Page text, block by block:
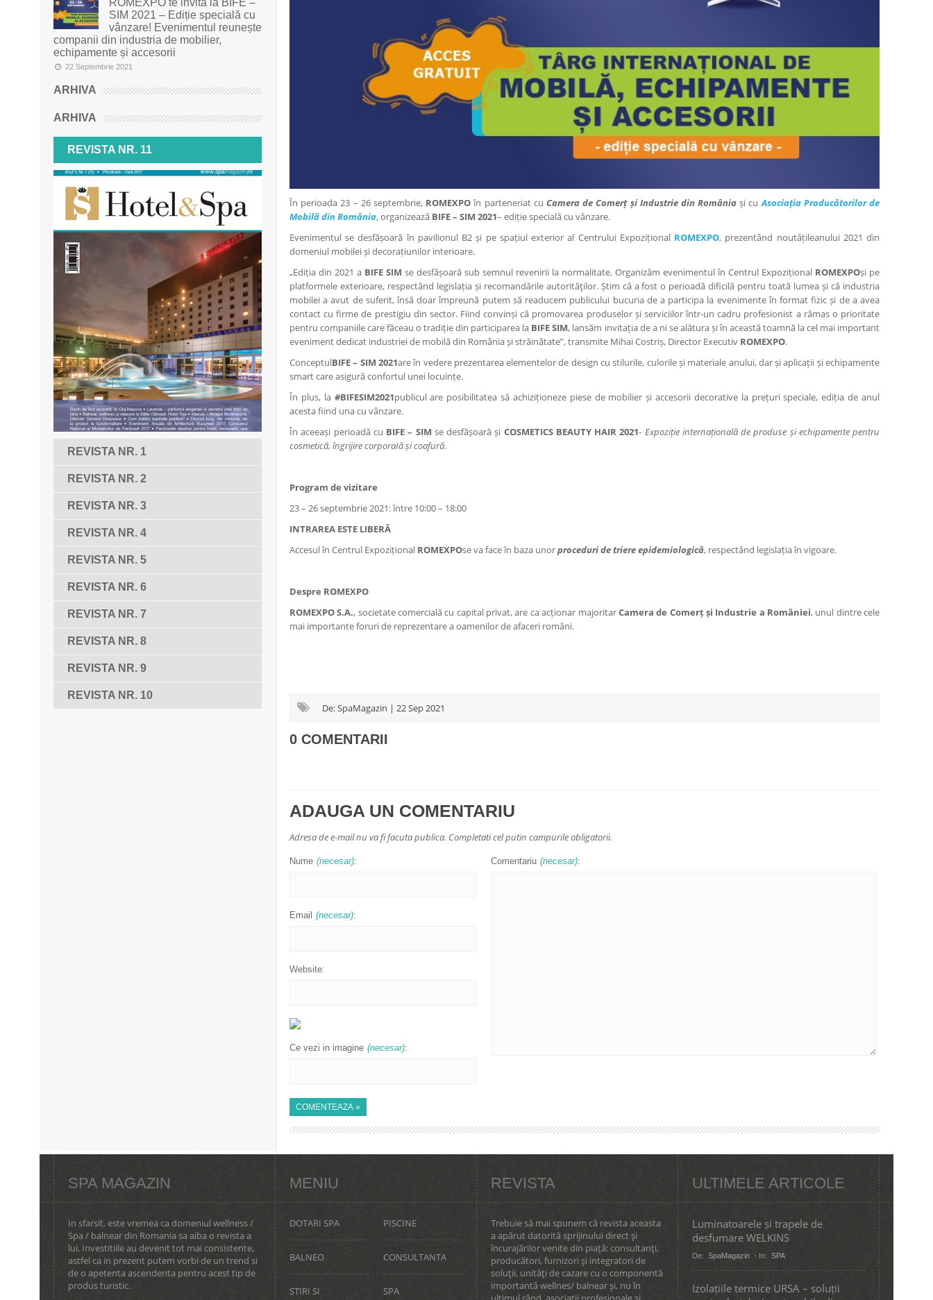
În perioada 23 – 26 septembrie, ROMEXPOîn parteneriat cu Camera de Comerț și Industrie din Româniași cuAsociația Producătorilor de
Mobilă din România, organizează BIFE – SIM 2021– ediție specială cu vânzare.
Evenimentul se desfășoară în pavilionul B2 și pe spațiul exterior al Centrului Expozițional ROMEXPO, prezentând noutățileanului 2021 din
domeniul mobilei și decorațiunilor interioare.
„Ediția din 2021 a BIFE SIM se desfășoară sub semnul revenirii la normalitate. Organizăm evenimentul în Centrul Expozițional ROMEXPOși pe
platformele exterioare, respectând legislația și recomandările autorităţilor. Știm că a fost o perioadă dificilă pentru toată lumea și că industria
mobilei a avut de suferit, însă doar împreună putem să readucem publicului bucuria de a participa la evenimente în format fizic și de a avea
contact cu firme de prestigiu din sector. Fiind convinși că promovarea produselor și serviciilor într-un cadru profesionist a rămas o prioritate
pentru companiile care făceau o tradiție din participarea la BIFE SIM, lansăm invitația de a ni se alătura și în această toamnă la cel mai important
eveniment dedicat industriei de mobilă din România și străinătate”, transmite Mihai Costriș, Director Executiv ROMEXPO.
ConceptulBIFE – SIM 2021are în vedere prezentarea elementelor de design cu stilurile, culorile și materiale anului, dar și aplicații și echipamente
smart care asigură confortul unei locuințe.
În plus, la #BIFESIM2021publicul are posibilitatea să achiziționeze piese de mobilier și accesorii decorative la prețuri speciale, ediția de anul
acesta fiind una cu vânzare.
În aceeași perioadă cu BIFE – SIM se desfășoară și COSMETICS BEAUTY HAIR 2021- Expoziție internațională de produse și echipamente pentru
cosmetică, îngrijire corporaIă și coafură.
Program de vizitare
23 – 26 septembrie 2021: între 10:00 – 18:00
INTRAREA ESTE LIBERĂ
Accesul în Centrul Expozițional ROMEXPOse va face în baza unorproceduri de triere epidemiologică, respectând legislația în vigoare.
Despre ROMEXPO
ROMEXPO S.A., societate comercială cu capital privat, are ca acționar majoritarCamera de Comerț și Industrie a României, unul dintre cele
mai importante foruri de reprezentare a oamenilor de afaceri români.
De: SpaMagazin | 22 Sep 2021
0 COMENTARII
ADAUGA UN COMENTARIU
Adresa de e-mail nu va fi facuta publica. Completati cel putin campurile obligatorii.
Nume (necesar):
Email (necesar):
Website:
Ce vezi in imagine (necesar):
Comentariu (necesar):
ROMEXPO te invită la BIFE –
SIM 2021 – Ediție specială cu
vânzare! Evenimentul reunește
companii din industria de mobilier,
echipamente și accesorii
22 Septembrie 2021
ARHIVA
ARHIVA
REVISTA NR. 11
REVISTA NR. 1
REVISTA NR. 2
REVISTA NR. 3
REVISTA NR. 4
REVISTA NR. 5
REVISTA NR. 6
REVISTA NR. 7
REVISTA NR. 8
REVISTA NR. 9
REVISTA NR. 10
SPA MAGAZIN
In sfarsit, este vremea ca domeniul wellness /
Spa / balnear din Romania sa aiba o revista a
lui. Investitiile au devenit tot mai consistente,
astfel ca in prezent putem vorbi de un trend si
de o apetenta ascendenta pentru acest tip de
produs turistic.
MENIU
DOTARI SPA PISCINE
BALNEO CONSULTANTA
STIRI SI
SPA
REVISTA
Trebuie să mai spunem că revista aceasta
a apărut datorită sprijinului direct şi
încurajărilor venite din piaţă: consultanţi,
producători, furnizori şi integratori de
soluţii, unităţi de cazare cu o componentă
importantă wellnes/ balnear şi, nu în
ULTIMELE ARTICOLE
Luminatoarele și trapele de
desfumare WELKINS
De: SpaMagazin - In: SPA
Izolațiile termice URSA – soluții